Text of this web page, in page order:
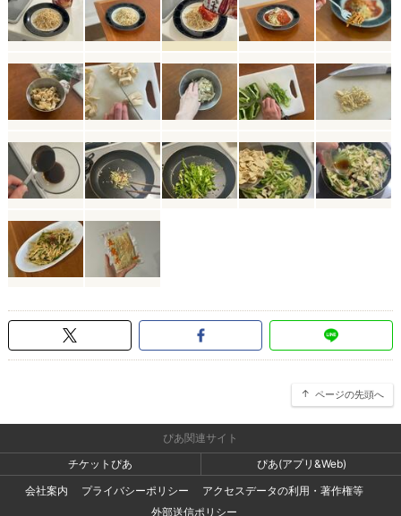
ページの先頭へ
ぴあ関連サイト
チケットぴあ
ぴあ(アプリ&Web)
会社案内
プライバシーポリシー
アクセスデータの利用・著作権等
外部送信ポリシー